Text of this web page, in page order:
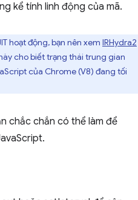
kể tính linh động của mã.
hoạt động, bạn nên xem IRHydra2
cho biết trạng thái trung gian
của Chrome (V8) đang tối
chắc chắn có thể làm để